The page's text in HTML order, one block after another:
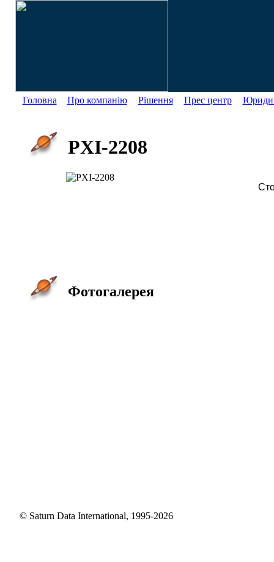
Головна Про компанію Рішення Прес центр
PXI-2208
Фотогалерея
© Saturn Data International, 1995-2026